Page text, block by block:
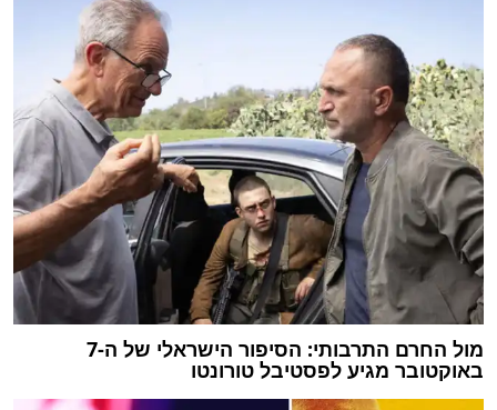
מול החרם התרבותי: הסיפור הישראלי של ה-7
באוקטובר מגיע לפסטיבל טורונטו